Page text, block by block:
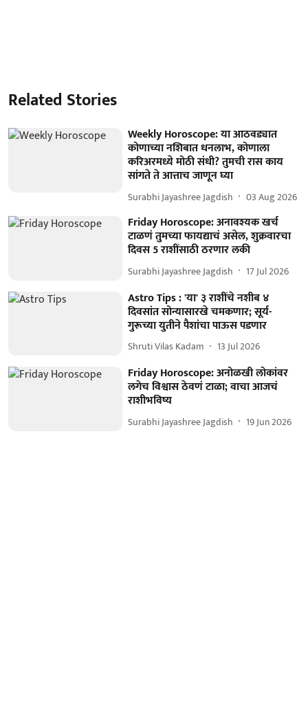
Related Stories
Weekly Horoscope: या आठवड्यात
कोणाच्या नशिबात धनलाभ, कोणाला
करिअरमध्ये मोठी संधी? तुमची रास काय
सांगते ते आत्ताच जाणून घ्या
Surabhi Jayashree Jagdish 03 Aug 2026
Friday Horoscope: अनावश्यक खर्च
टाळणं तुमच्या फायद्याचं असेल, शुक्रवारचा
दिवस 5 राशींसाठी ठरणार लकी
Surabhi Jayashree Jagdish 17 Jul 2026
Astro Tips : 'या' ३ राशींचे नशीब ४
दिवसांत सोन्यासारखे चमकणार; सूर्य-
गुरूच्या युतीने पैशांचा पाऊस पडणार
Shruti Vilas Kadam 13 Jul 2026
Friday Horoscope: अनोळखी लोकांवर
लगेच विश्वास ठेवणं टाळा; वाचा आजचं
राशीभविष्य
Surabhi Jayashree Jagdish 19 Jun 2026